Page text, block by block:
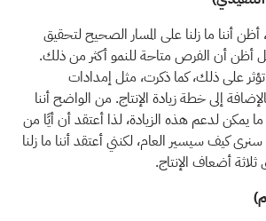
أننا ما زلنا على المسار الصحيح لتحقيق
بل أظن أن الفرص متاحة للنمو أكثر من ذلك.
على ذلك، كما ذكرت، مثل إمدادات
إلى خطة زيادة الإنتاج. من الواضح أننا
يمكن لدعم هذه الزيادة، لذا أعتقد أن أيًا من
كيف سيسير العام، لكنني أعتقد أننا ما زلنا
أضعاف الإنتاج.